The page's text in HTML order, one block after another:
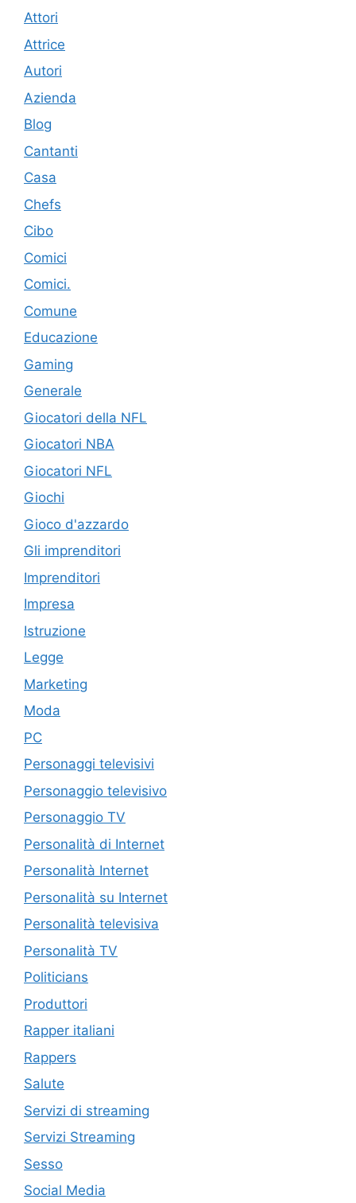
Attori
Attrice
Autori
Azienda
Blog
Cantanti
Casa
Chefs
Cibo
Comici
Comici.
Comune
Educazione
Gaming
Generale
Giocatori della NFL
Giocatori NBA
Giocatori NFL
Giochi
Gioco d'azzardo
Gli imprenditori
Imprenditori
Impresa
Istruzione
Legge
Marketing
Moda
PC
Personaggi televisivi
Personaggio televisivo
Personaggio TV
Personalità di Internet
Personalità Internet
Personalità su Internet
Personalità televisiva
Personalità TV
Politicians
Produttori
Rapper italiani
Rappers
Salute
Servizi di streaming
Servizi Streaming
Sesso
Social Media